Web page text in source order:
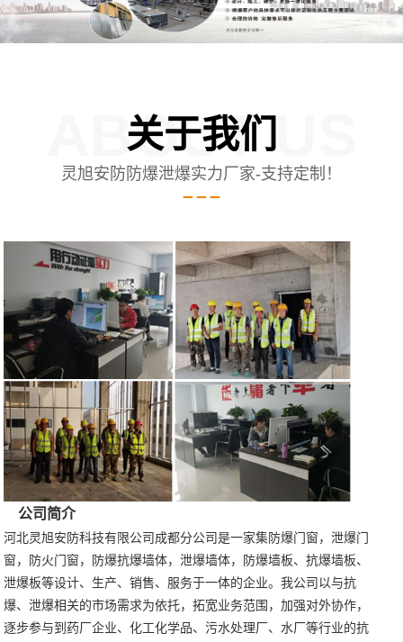
关于我们
ABOUT US
灵旭安防防爆泄爆实力厂家-支持定制！
公司简介
河北灵旭安防科技有限公司成都分公司是一家集防爆门窗，泄爆门
窗，防火门窗，防爆抗爆墙体，泄爆墙体，防爆墙板、抗爆墙板、
泄爆板等设计、生产、销售、服务于一体的企业。我公司以与抗
爆、泄爆相关的市场需求为依托，拓宽业务范围，加强对外协作，
逐步参与到药厂企业、化工化学品、污水处理厂、水厂等行业的抗